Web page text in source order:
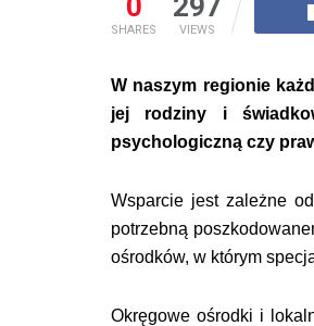
0
SHARES
297
VIEWS
W naszym regionie
jej rodziny i
psychologiczną czy
Wsparcie jest zależne
potrzebną
ośrodków, w którym
Okręgowe ośrodki i